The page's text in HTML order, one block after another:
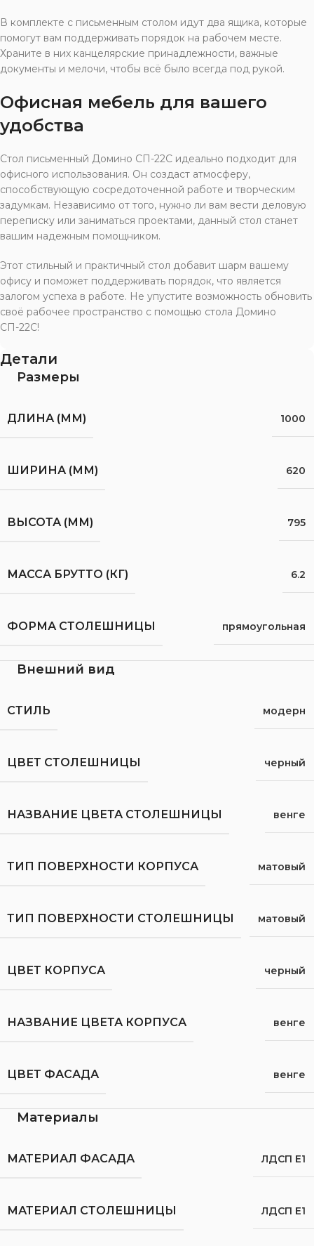
В комплекте с письменным столом идут два ящика, которые
помогут вам поддерживать порядок на рабочем месте.
Храните в них канцелярские принадлежности, важные
документы и мелочи, чтобы всё было всегда под рукой.
Офисная мебель для вашего
удобства
Стол письменный Домино СП-22С идеально подходит для
офисного использования. Он создаст атмосферу,
способствующую сосредоточенной работе и творческим
задумкам. Независимо от того, нужно ли вам вести деловую
переписку или заниматься проектами, данный стол станет
вашим надежным помощником.
Этот стильный и практичный стол добавит шарм вашему
офису и поможет поддерживать порядок, что является
залогом успеха в работе. Не упустите возможность обновить
своё рабочее пространство с помощью стола Домино
СП-22С!
Детали
Размеры
ДЛИНА (ММ) 1000
ШИРИНА (ММ) 620
ВЫСОТА (ММ) 795
МАССА БРУТТО (КГ) 6.2
ФОРМА СТОЛЕШНИЦЫ прямоугольная
Внешний вид
СТИЛЬ модерн
ЦВЕТ СТОЛЕШНИЦЫ черный
НАЗВАНИЕ ЦВЕТА СТОЛЕШНИЦЫ венге
ТИП ПОВЕРХНОСТИ КОРПУСА матовый
ТИП ПОВЕРХНОСТИ СТОЛЕШНИЦЫ матовый
ЦВЕТ КОРПУСА черный
НАЗВАНИЕ ЦВЕТА КОРПУСА венге
ЦВЕТ ФАСАДА венге
Материалы
МАТЕРИАЛ ФАСАДА ЛДСП Е1
МАТЕРИАЛ СТОЛЕШНИЦЫ ЛДСП Е1